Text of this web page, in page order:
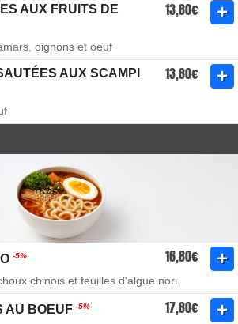
AUX FRUITS DE
13,80€
oignons et oeuf
AUX SCAMPI 13,80€
-5% 16,80€
chinois et feuilles d'algue nori
AU BOEUF -5% 17,80€